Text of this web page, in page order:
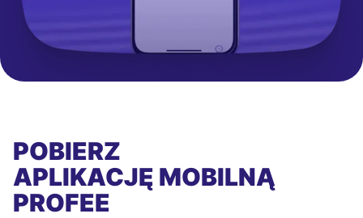
POBIERZ
APLIKACJĘ MOBILNĄ
PROFEE